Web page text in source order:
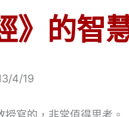
》的智
4/19